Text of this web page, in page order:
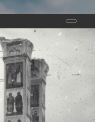
Земли
Сайт создан по
и